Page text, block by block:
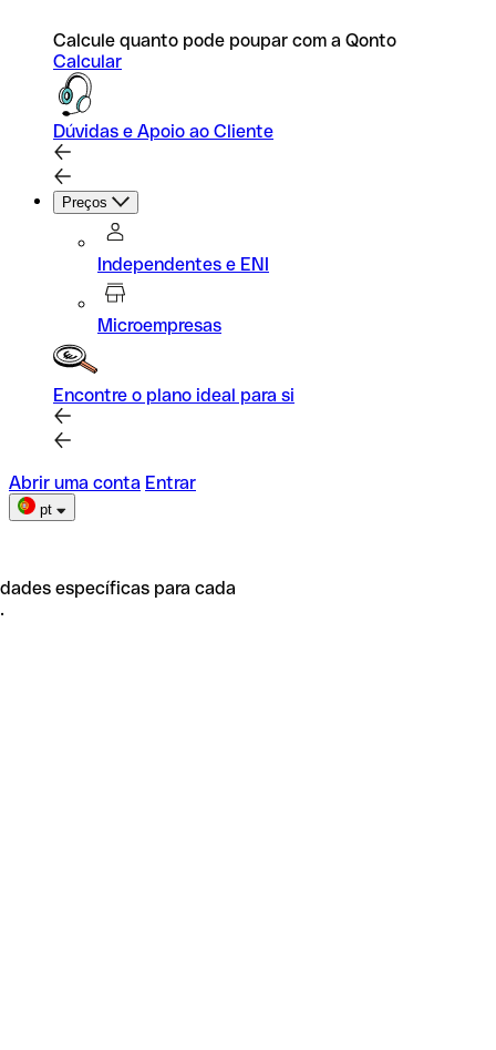
Calcule quanto pode poupar com a Qonto
Calcular
Dúvidas e Apoio ao Cliente
Preços
Independentes e ENI
Microempresas
Encontre o plano ideal para si
Abrir uma conta Entrar
pt
específicas para cada